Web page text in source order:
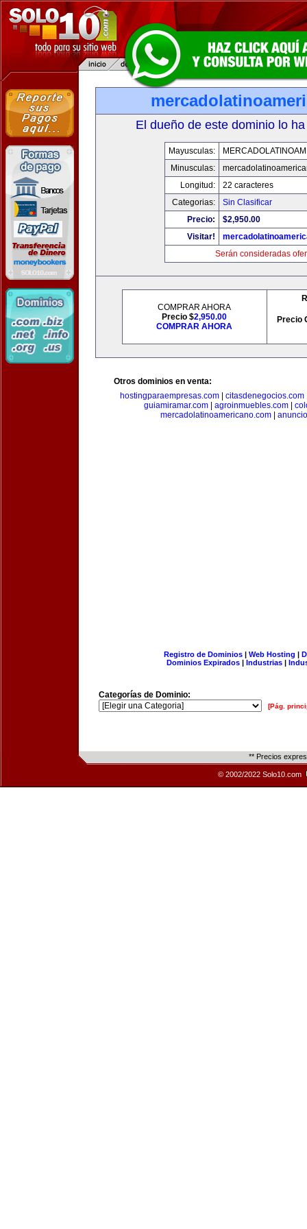
El dueño de este dominio lo
Mayusculas:
Minusculas:
Longitud:
22 caracteres
Categorias:
Sin Clasificar
Precio:
$2,950.00
Visitar!
Serán consideradas
COMPRAR AHORA
Precio $2,950.00
COMPRAR AHORA
Precio
Otros dominios en venta:
hostingparaempresas.com| citasdenegocios.com
guiamiramar.com| agroinmuebles.com|
mercadolatinoamericano.com|
Registro de Dominios| Web Hosting |
Dominios Expirados | Industrias |
Categorías de Dominio:
[Pág.
** Precios
© 2002/2022 Solo10.com